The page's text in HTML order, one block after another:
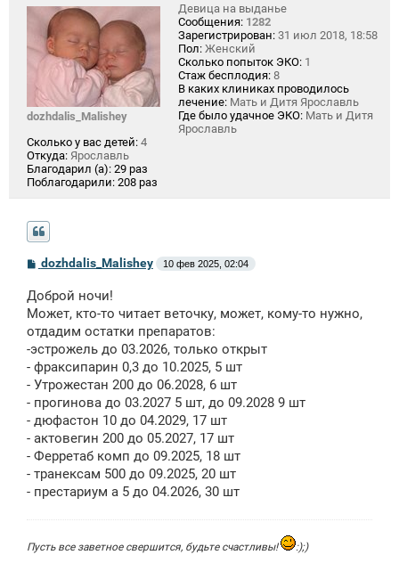
dozhdalis_Malishey
Девица на выданье
Сообщения: 1282
Зарегистрирован: 31 июл 2018, 18:58
Пол: Женский
Сколько попыток ЭКО: 1
Стаж бесплодия: 8
В каких клиниках проводилось
лечение: Мать и Дитя Ярославль
Где было удачное ЭКО: Мать и Дитя
Ярославль
Сколько у вас детей: 4
Откуда: Ярославль
Благодарил (а): 29 раз
Поблагодарили: 208 раз
С
б
щ
н
и
е
dozhdalis_Malishey 10 фев 2025, 02:04
Доброй ночи!
Может, кто-то читает веточку, может, кому-то нужно,
отдадим остатки препаратов:
-эстрожель до 03.2026, только открыт
- фраксипарин 0,3 до 10.2025, 5 шт
- Утрожестан 200 до 06.2028, 6 шт
- прогинова до 03.2027 5 шт, до 09.2028 9 шт
- дюфастон 10 до 04.2029, 17 шт
- актовегин 200 до 05.2027, 17 шт
- Ферретаб комп до 09.2025, 18 шт
- транексам 500 до 09.2025, 20 шт
- престариум а 5 до 04.2026, 30 шт
Пусть все заветное свершится, будьте счастливы! :);)